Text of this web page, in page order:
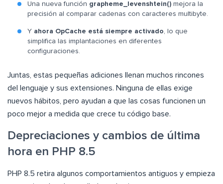
Una nueva función grapheme_levenshtein() mejora la
precisión al comparar cadenas con caracteres multibyte.
Y ahora OpCache está siempre activado, lo que
simplifica las implantaciones en diferentes
configuraciones.
Juntas, estas pequeñas adiciones llenan muchos rincones
del lenguaje y sus extensiones. Ninguna de ellas exige
nuevos hábitos, pero ayudan a que las cosas funcionen un
poco mejor a medida que crece tu código base.
Depreciaciones y cambios de última
hora en PHP 8.5
PHP 8.5 retira algunos comportamientos antiguos y empieza